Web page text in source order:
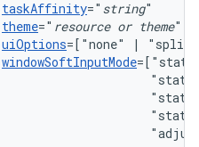
taskAffinity=" string
theme=" resource or theme
uiOptions=["none"
|
windowSoftInputMode